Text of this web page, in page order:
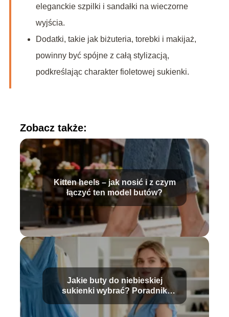
eleganckie szpilki i sandałki na wieczorne
wyjścia.
Dodatki, takie jak biżuteria, torebki i makijaż,
powinny być spójne z całą stylizacją,
podkreślając charakter fioletowej sukienki.
Zobacz także:
Kitten heels – jak nosić i z czym
łączyć ten model butów?
Jakie buty do niebieskiej
sukienki wybrać? Poradnik